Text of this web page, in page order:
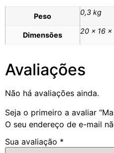
Peso 0,3 kg
Dimensões 20 × 16 ×
Avaliações
Não há avaliações ainda.
Seja o primeiro a avaliar
O seu endereço de e-mail
Sua avaliação *